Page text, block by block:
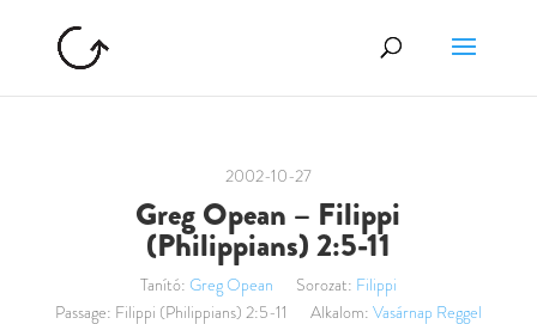
2002-10-27
Greg Opean – Filippi
(Philippians) 2:5-11
Tanító: Greg Opean Sorozat: Filippi
Passage: Filippi (Philippians) 2:5-11 Alkalom: Vasárnap Reggel